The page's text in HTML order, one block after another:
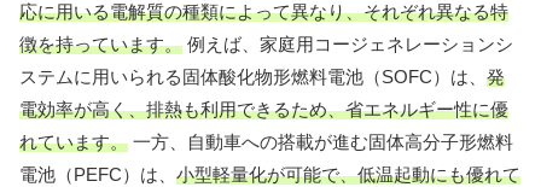
応に用いる電解質の種類によって異なり、それぞれ異なる特
徴を持っています。 例えば、家庭用コージェネレーションシ
ステムに用いられる固体酸化物形燃料電池（SOFC）は、 発
電効率が高く、排熱も利用できるため、省エネルギー性に優
れています。 一方、自動車への搭載が進む固体高分子形燃料
電池（PEFC）は、 小型軽量化が可能で、低温起動にも優れて